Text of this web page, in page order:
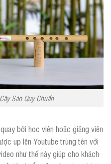
Sáo Quy Chuẩn
bởi học viên hoặc giảng viên
up lên Youtube trùng tên với
như thế này giúp cho khách